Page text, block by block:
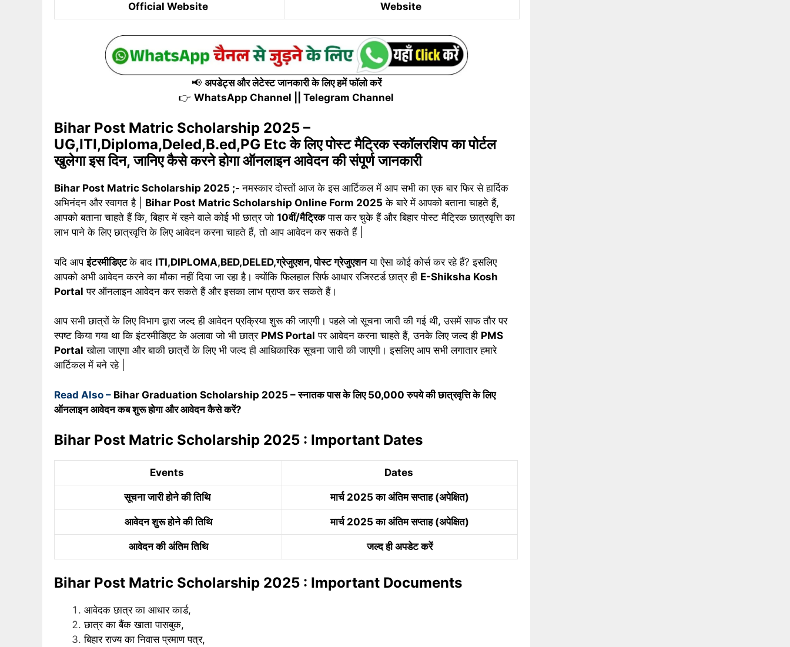
Official Website Website
📢 अपडेट्स और लेटेस्ट जानकारी के लिए हमें फॉलो करें
👉 WhatsApp Channel Telegram Channel
Bihar Post Matric Scholarship 2025 –
UG,ITI,Diploma,Deled,B.ed,PG Etc के लिए पोस्ट मैट्रिक स्कॉलरशिप का पोर्टल
खुलेगा इस दिन, जानिए कैसे करने होगा ऑनलाइन आवेदन की संपूर्ण जानकारी
Bihar Post Matric Scholarship 2025 ;-नमस्कार दोस्तों आज के इस आर्टिकल में आप सभी का एक बार फिर से हार्दिक
अभिनंदन और स्वागत है | Bihar Post Matric Scholarship Online Form 2025 के बारे में आपको बताना चाहते हैं,
आपको बताना चाहते हैं कि, बिहार में रहने वाले कोई भी छात्र जो 10वीं/मैट्रिकपास कर चुके हैं और बिहार पोस्ट मैट्रिक छात्रवृत्ति का
लाभ पाने के लिए छात्रवृत्ति के लिए आवेदन करना चाहते हैं, तो आप आवेदन कर सकते हैं |
यदि आपइंटरमीडिएटके बाद ITI,DIPLOMA,BED,DELED,ग्रेजुएशन, पोस्ट ग्रेजुएशनया ऐसा कोई कोर्स कर रहे हैं? इसलिए
आपको अभी आवेदन करने का मौका नहीं दिया जा रहा है। क्योंकि फिलहाल सिर्फ आधार रजिस्टर्ड छात्र ही E-Shiksha Kosh
Portal पर ऑनलाइन आवेदन कर सकते हैं और इसका लाभ प्राप्त कर सकते हैं।
आप सभी छात्रों के लिए विभाग द्वारा जल्द ही आवेदन प्रक्रिया शुरू की जाएगी। पहले जो सूचना जारी की गई थी, उसमें साफ तौर पर
स्पष्ट किया गया था कि इंटरमीडिएट के अलावा जो भी छात्र PMS Portal पर आवेदन करना चाहते हैं, उनके लिए जल्द ही PMS
Portal खोला जाएगा और बाकी छात्रों के लिए भी जल्द ही आधिकारिक सूचना जारी की जाएगी। इसलिए आप सभी लगातार हमारे
आर्टिकल में बने रहे |
Read Also – Bihar Graduation Scholarship 2025 – स्नातक पास के लिए 50,000 रुपये की छात्रवृत्ति के लिए
ऑनलाइन आवेदन कब शुरू होगा और आवेदन कैसे करें?
Bihar Post Matric Scholarship 2025 : Important Dates
Events Dates
सूचना जारी होने की तिथि मार्च 2025 का अंतिम सप्ताह (अपेक्षित)
आवेदन शुरू होने की तिथि मार्च 2025 का अंतिम सप्ताह (अपेक्षित)
आवेदन की अंतिम तिथि जल्द ही अपडेट करें
Bihar Post Matric Scholarship 2025 : Important Documents
आवेदक छात्र का आधार कार्ड,
छात्र का बैंक खाता पासबुक,
बिहार राज्य का निवास प्रमाण पत्र,